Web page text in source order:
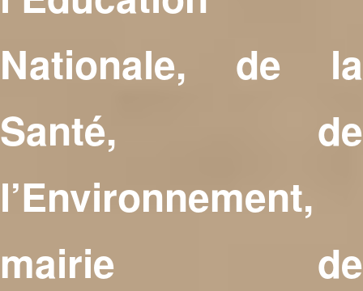
Nationale, de la
Santé, de
l’Environnement,
mairie de